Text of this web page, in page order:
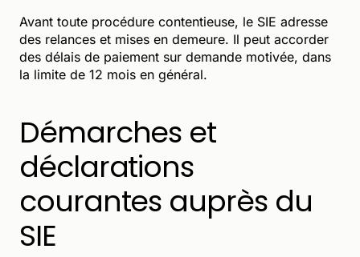
Avant toute procédure contentieuse, le SIE adresse
des relances et mises en demeure. Il peut accorder
des délais de paiement sur demande motivée, dans
la limite de 12 mois en général.
Démarches et
déclarations
courantes auprès du
SIE